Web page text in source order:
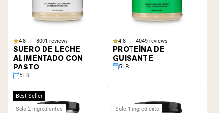
4.8 | 8001 reviews
SUERO DE LECHE
ALIMENTADO CON
PASTO
5LB
4.8 | 4049 reviews
PROTEÍNA DE
GUISANTE
5LB
Best Seller
Solo 2 ingredientes Solo 1 ingrediente